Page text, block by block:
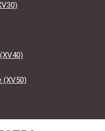
(XV50)